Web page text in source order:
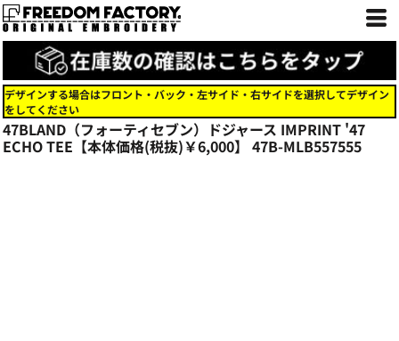
デザインする場合はフロント・バック・左サイド・右サイドを選択してデザイン
をしてください
47BLAND（フォーティセブン）ドジャース IMPRINT '47
ECHO TEE【本体価格(税抜)￥6,000】 47B-MLB557555